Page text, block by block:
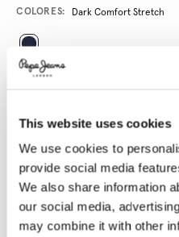
This website uses cookies
We use cookies to
provide social media
We also share information
our social media,
may combine it with other
Promotions
Variations
COLORES: Dark Comfort Stretch
26
29 30 31
34